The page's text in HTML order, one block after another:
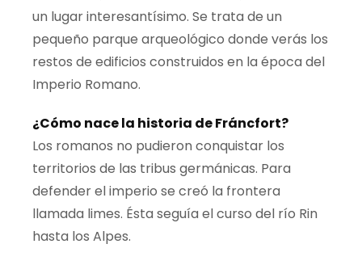
un lugar interesantísimo. Se trata de un
pequeño parque arqueológico donde verás los
restos de edificios construidos en la época del
Imperio Romano.
¿Cómo nace la historia de Fráncfort?
Los romanos no pudieron conquistar los
territorios de las tribus germánicas. Para
defender el imperio se creó la frontera
llamada limes. Ésta seguía el curso del río Rin
hasta los Alpes.